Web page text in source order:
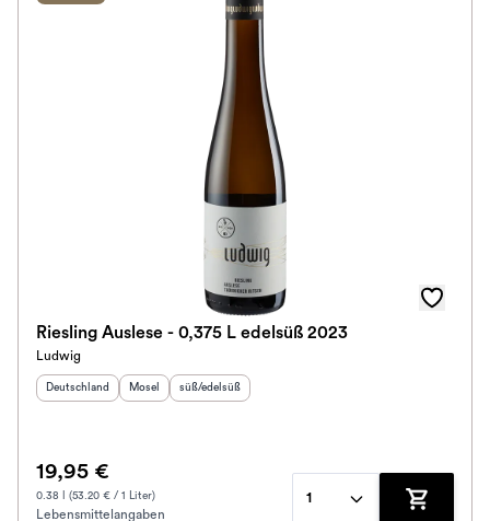
Riesling Auslese - 0,375 L edelsüß 2023
Ludwig
Herkunftsland
Deutschland Herkunftsregion:
Mosel Geschmack:
süß/edelsüß
19,95 €
0.38 l (53.20 € / 1 Liter)
Lebensmittelangaben
1